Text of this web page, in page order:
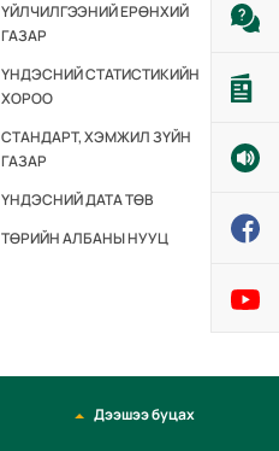
ҮЙЛЧИЛГЭЭНИЙ ЕРӨНХИЙ
ГАЗАР
ҮНДЭСНИЙ СТАТИСТИКИЙН
ХОРОО
СТАНДАРТ, ХЭМЖИЛ ЗҮЙН
ГАЗАР
ҮНДЭСНИЙ ДАТА ТӨВ
ТӨРИЙН АЛБАНЫ НУУЦ
Дээшээ буцах